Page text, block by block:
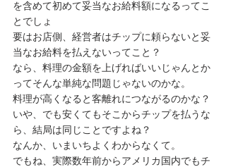
を含めて初めて妥当なお給料額になるってこ
とでしょ
要はお店側、経営者はチップに頼らないと妥
当なお給料を払えないってこと？
なら、料理の金額を上げればいいじゃんとか
ってそんな単純な問題じゃないのかな。
料理が高くなると客離れにつながるのかな？
いや、でも安くてもそこからチップを払うな
ら、結局は同じことですよね？
なんか、いまいちよくわからなくて。
でもね、実際数年前からアメリカ国内でもチ